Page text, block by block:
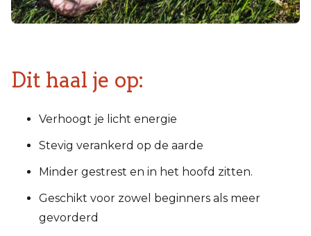
Dit haal je op:
Verhoogt je licht energie
Stevig verankerd op de aarde
Minder gestrest en in het hoofd zitten.
Geschikt voor zowel beginners als meer
gevorderd